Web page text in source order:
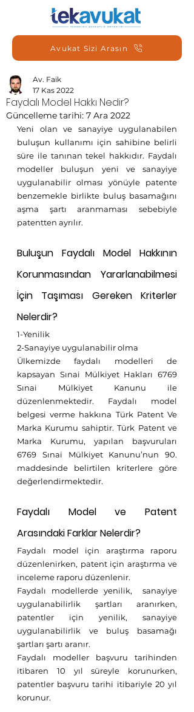
Avukat Sizi Arasın
Faydalı Model Hakkı Nedir?
Av. Faik
17 Kas 2022
Güncelleme tarihi: 7 Ara 2022
Yeni olan ve sanayiye uygulanabilen
buluşun kullanımı için sahibine belirli
süre ile tanınan tekel hakkıdır. Faydalı
modeller buluşun yeni ve sanayiye
uygulanabilir olması yönüyle patente
benzemekle birlikte buluş basamağını
aşma şartı aranmaması sebebiyle
patentten ayrılır.
Buluşun Faydalı Model Hakkının
Korunmasından Yararlanabilmesi
İçin Taşıması Gereken Kriterler
Nelerdir?
1-Yenilik
2-Sanayiye uygulanabilir olma
Ülkemizde faydalı modelleri de
kapsayan Sınai Mülkiyet Hakları 6769
Sınai Mülkiyet Kanunu ile
düzenlenmektedir. Faydalı model
belgesi verme hakkına Türk Patent Ve
Marka Kurumu sahiptir. Türk Patent ve
Marka Kurumu, yapılan başvuruları
6769 Sınai Mülkiyet Kanunu’nun 90.
maddesinde belirtilen kriterlere göre
değerlendirmektedir.
Faydalı Model ve Patent
Arasındaki Farklar Nelerdir?
Faydalı model için araştırma raporu
düzenlenirken, patent için araştırma ve
inceleme raporu düzenlenir.
Faydalı modellerde yenilik,  sanayiye
uygulanabilirlik şartları aranırken,
patentler için yenilik, sanayiye
uygulanabilirlik ve buluş basamağı
şartları şartı aranır.
Faydalı modeller başvuru tarihinden
itibaren 10 yıl süreyle korunurken,
patentler başvuru tarihi itibariyle 20 yıl
korunur.